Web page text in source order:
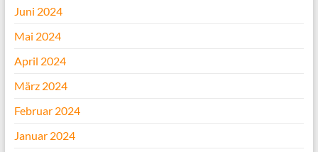
Juni 2024
Mai 2024
April 2024
März 2024
Februar 2024
Januar 2024